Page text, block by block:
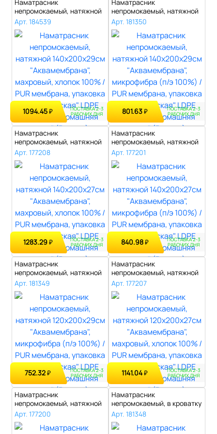
Наматрасник
непромокаемый, натяжной
140х200х29см "Аквам..
Арт. 184539
1094.45₽ ПОСТАВКА 2-3
РАБОЧИХ ДНЯ
Наматрасник
непромокаемый, натяжной
140х200х29см "Аквам..
Арт. 181350
801.63₽ ПОСТАВКА 2-3
РАБОЧИХ ДНЯ
Наматрасник
непромокаемый, натяжной
140х200х27см "Аквам..
Арт. 177208
1283.29₽ ПОСТАВКА 2-3
РАБОЧИХ ДНЯ
Наматрасник
непромокаемый, натяжной
140х200х27см "Аквам..
Арт. 177201
840.98₽ ПОСТАВКА 2-3
РАБОЧИХ ДНЯ
Наматрасник
непромокаемый, натяжной
120х200х29см "Аквам..
Арт. 181349
752.32₽ ПОСТАВКА 2-3
РАБОЧИХ ДНЯ
Наматрасник
непромокаемый, натяжной
120х200х27см "Аквам..
Арт. 177207
1141.04₽ ПОСТАВКА 2-3
РАБОЧИХ ДНЯ
Наматрасник
непромокаемый, натяжной
120х200х27см "Аквам..
Арт. 177200
Наматрасник
непромокаемый, в кроватку
60х140х13см "Аква..
Арт. 181348